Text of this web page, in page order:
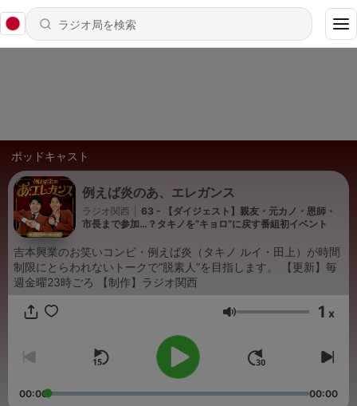
ポッドキャスト
例えば炎のあ、エレガンス
ラジオ関西
63 - 【ダイジェスト】親友・元カノ・恩師・
市長まで参加…？タキノを“キョロ”に戻す番組初イベント
吉本興業のお笑いコンビ・例えば炎（タキノ ルイ・田上）が時間
制限にとらわれないトークで“脱素人”を目指します。 【更新】毎
週金曜23時ごろ 【制作】ラジオ関西
音量 1 x
00:00 00:00